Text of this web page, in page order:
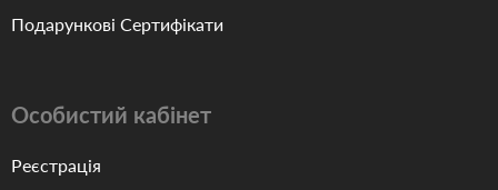
Подарункові Сертифікати
Особистий кабінет
Реєстрація